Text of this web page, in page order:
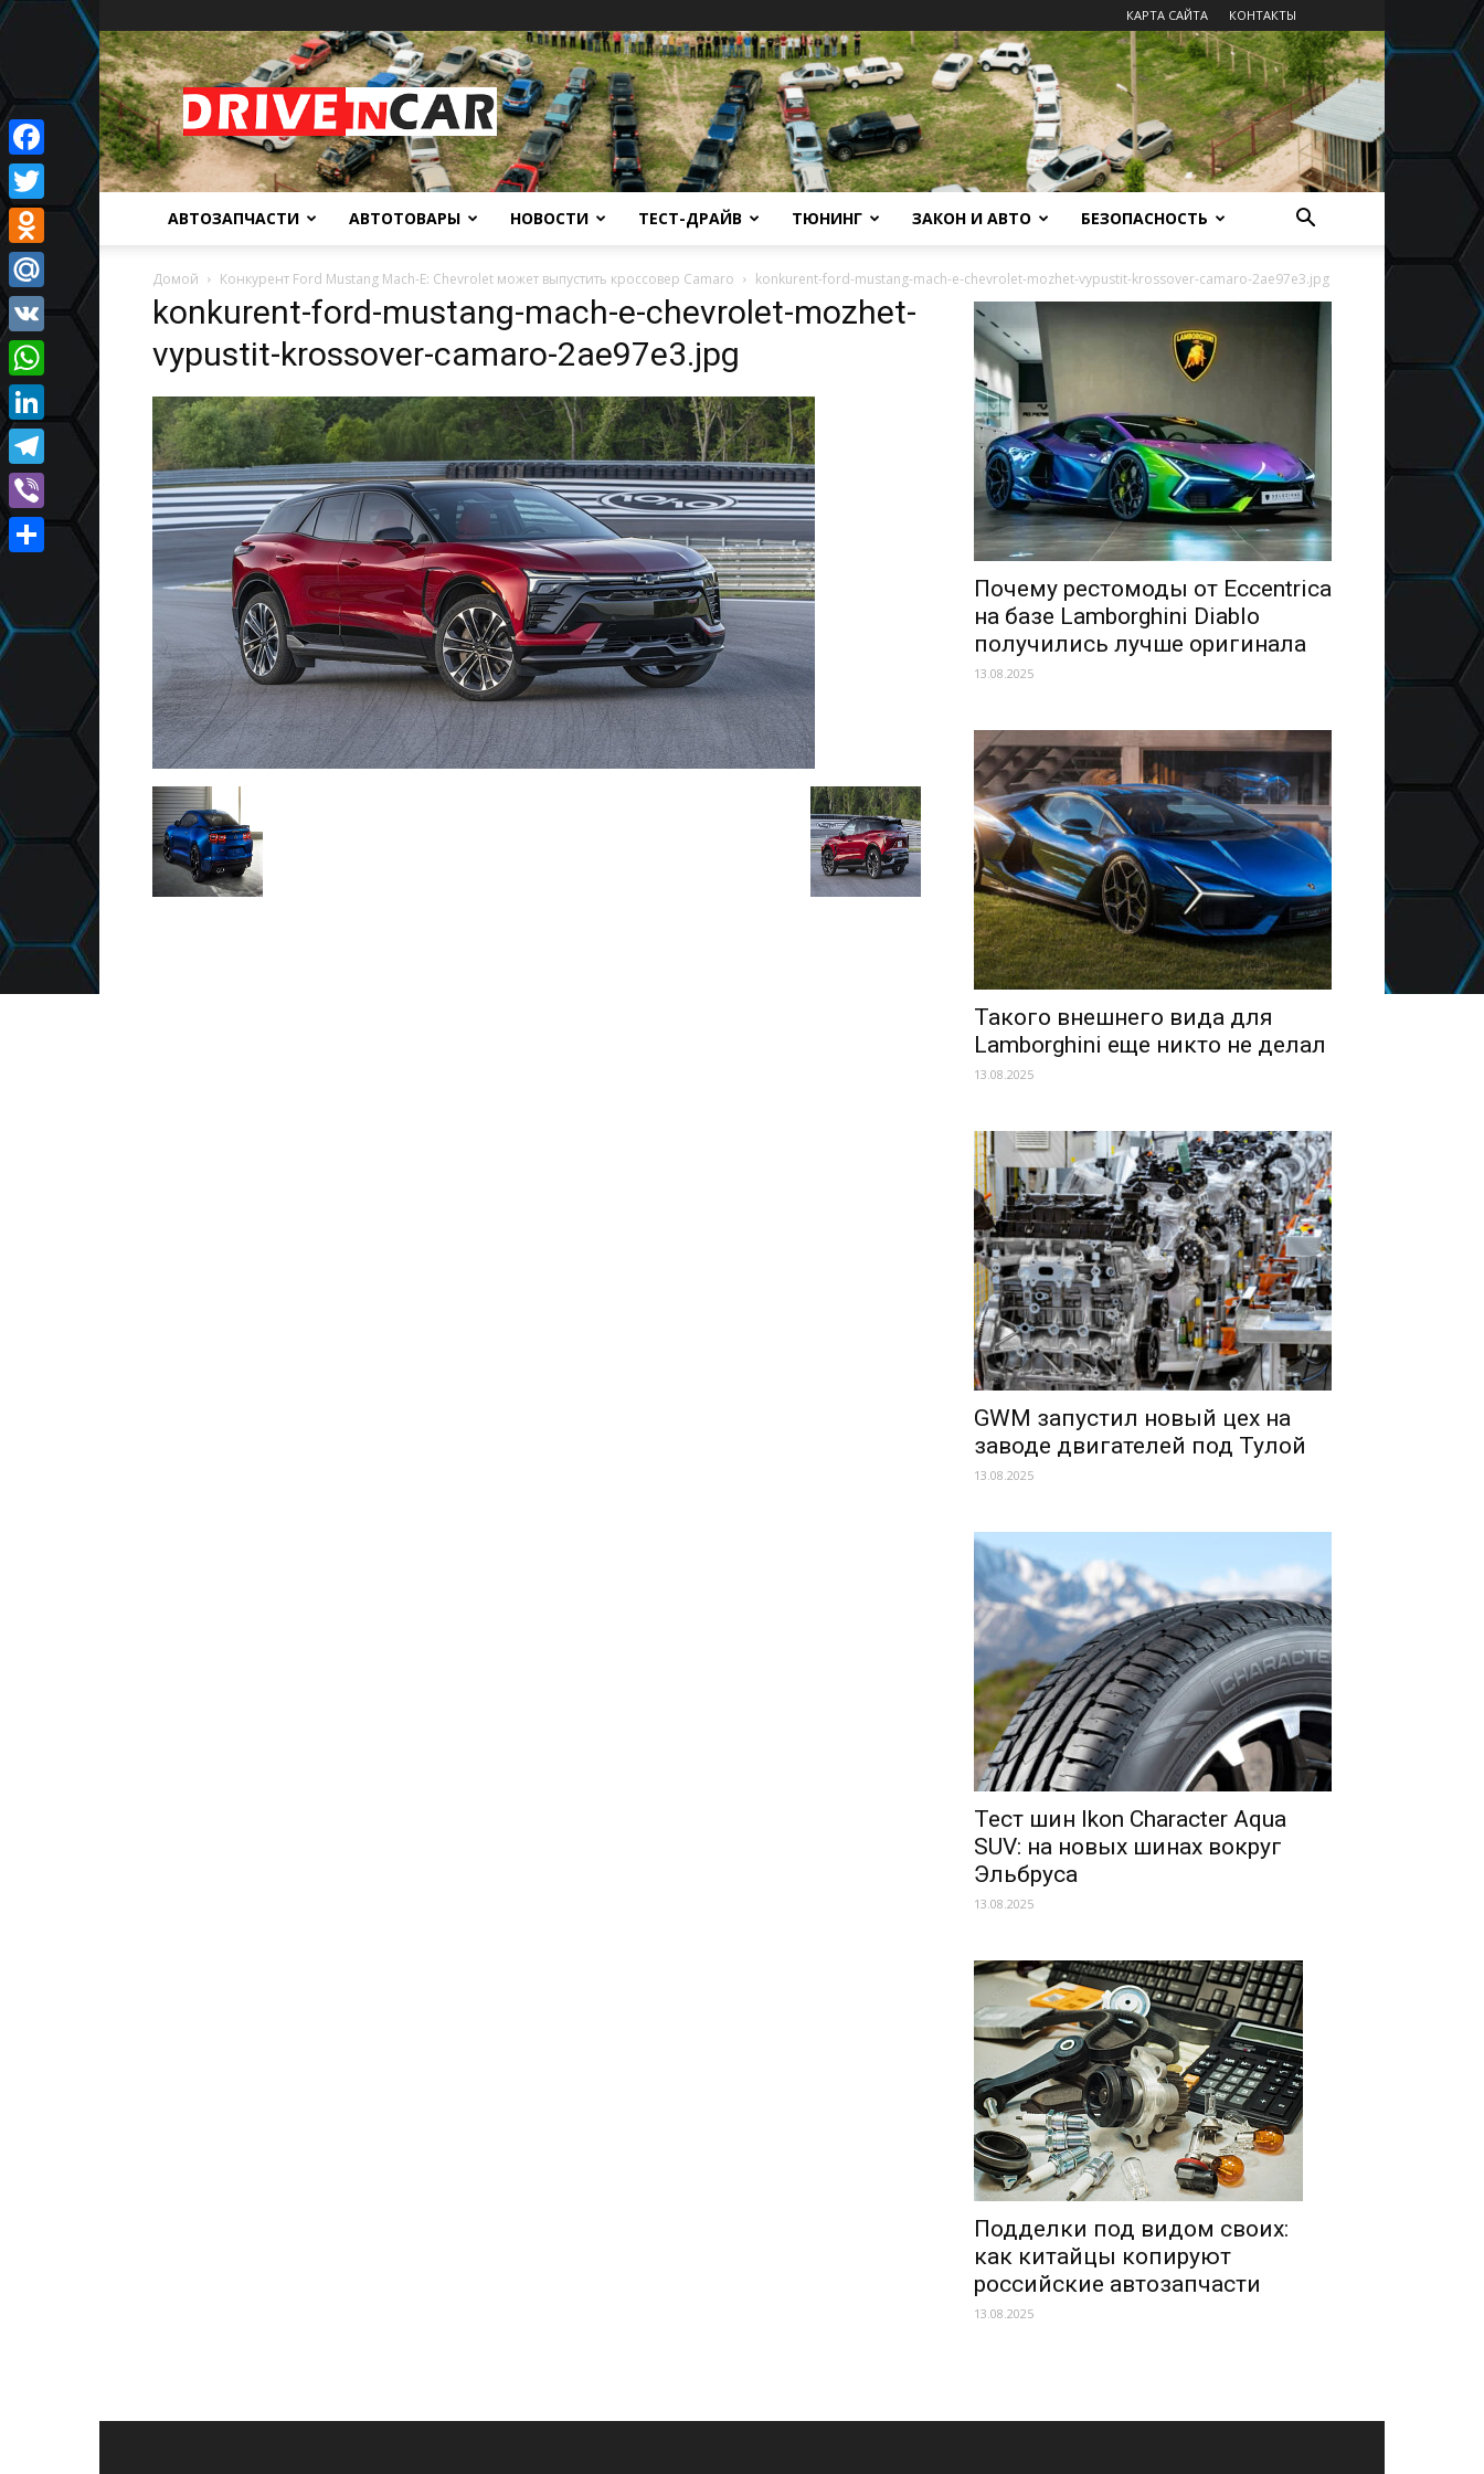
КАРТА САЙТА КОНТАКТЫ
Автомобильный
портал
АВТОЗАПЧАСТИ АВТОТОВАРЫ НОВОСТИ ТЕСТ-ДРАЙВ ТЮНИНГ ЗАКОН И АВТО БЕЗОПАСНОСТЬ
Домой Конкурент Ford Mustang Mach-E: Chevrolet может выпустить кроссовер Camaro konkurent-ford-mustang-mach-e-chevrolet-mozhet-vypustit-krossover-camaro-2ae97e3.jpg
konkurent-ford-mustang-mach-e-chevrolet-mozhet-
vypustit-krossover-camaro-2ae97e3.jpg
Почему рестомоды от Eccentrica
на базе Lamborghini Diablo
получились лучше оригинала
13.08.2025
Такого внешнего вида для
Lamborghini еще никто не делал
13.08.2025
GWM запустил новый цех на
заводе двигателей под Тулой
13.08.2025
Тест шин Ikon Character Aqua
SUV: на новых шинах вокруг
Эльбруса
13.08.2025
Подделки под видом своих:
как китайцы копируют
российские автозапчасти
13.08.2025
Facebook
Twitter
Odnoklassniki
Mail.Ru
VK
WhatsApp
LinkedIn
Telegram
Viber